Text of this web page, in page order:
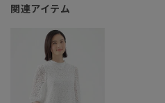
関連アイテム